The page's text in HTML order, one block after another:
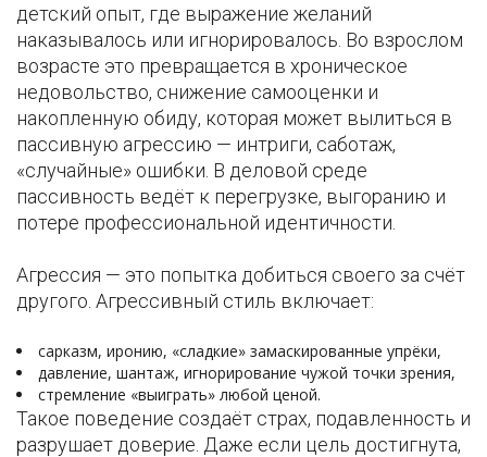
детский опыт, где выражение желаний
наказывалось или игнорировалось. Во взрослом
возрасте это превращается в хроническое
недовольство, снижение самооценки и
накопленную обиду, которая может вылиться в
пассивную агрессию — интриги, саботаж,
«случайные» ошибки. В деловой среде
пассивность ведёт к перегрузке, выгоранию и
потере профессиональной идентичности.
Агрессия — это попытка добиться своего за счёт
другого. Агрессивный стиль включает:
сарказм, иронию, «сладкие» замаскированные упрёки,
давление, шантаж, игнорирование чужой точки зрения,
стремление «выиграть» любой ценой.
Такое поведение создаёт страх, подавленность и
разрушает доверие. Даже если цель достигнута,